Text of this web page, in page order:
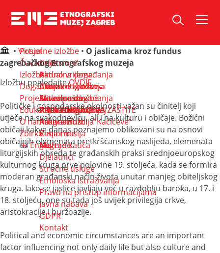
Posjet
Gdje smo?
Radno vrijeme
Ulaznice i vodstva
Suvenirnica
Pet-friendly muzej
Čuvaonica
Aktualna događanja
Arhiva događanja
Aktualne izložbe
Arhiva izložbi
Izložbe
Aktualne izložbe
Stalni postav
Virtualne izložbe
Arhiva izložbi
Događanja
Aktualna događanja
Arhiva događanja
Projekti
PROVEDBA MJERA ZAŠTITE
Rekonstrukcija”Kačićeve”
Edukacija
Programi
Radionice
Muzej s kauča
O nama
Vizija i misija
Nagrade
Djelatnici
Stručne usluge
Etnološka istraživanja
Pravo na pristup informacijama
Javna nabava
GDPR
Kontakt
Zbirke
English
• Virtualne izložbe • O jaslicama kroz fundus
zagrebačkog Etnografskog muzeja
Izložbu pogledajteOVDJE.
Političke i gospodarske okolnosti važan su činitelj koji
utječe na svakodnevicu, ali i na kulturu i običaje. Božićni
običaji kakve danas poznajemo oblikovani su na osnovi
običajnih elemenata pretkršćanskog naslijeđa, elemenata
liturgijskih obreda te građanskih praksi srednjoeuropskog
kulturnog kruga prve polovine 19. stoljeća, kada se formira
moderan građanski način života unutar manjeg obiteljskog
kruga. Iako se jaslice javljaju već u razdoblju baroka, u 17. i
18. stoljeću, one su tada još uvijek privilegija crkve,
aristokracije i buržoazije.
Political and economic circumstances are an important
factor influencing not only daily life but also culture and